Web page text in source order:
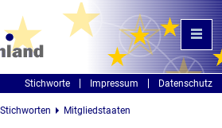
Stichworte Impressum Datenschutz
Mitgliedstaaten